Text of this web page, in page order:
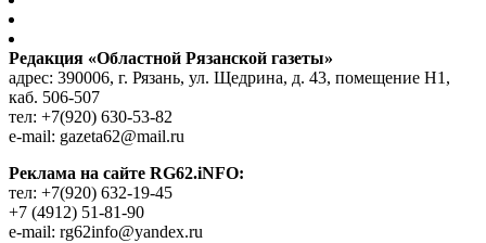
Редакция «Областной Рязанской газеты»
адрес: 390006, г. Рязань, ул. Щедрина, д. 43, помещение Н1,
каб. 506-507
тел: +7(920) 630-53-82
e-mail: gazeta62@mail.ru
Реклама на сайте RG62.iNFO:
тел: +7(920) 632-19-45
+7 (4912) 51-81-90
e-mail: rg62info@yandex.ru